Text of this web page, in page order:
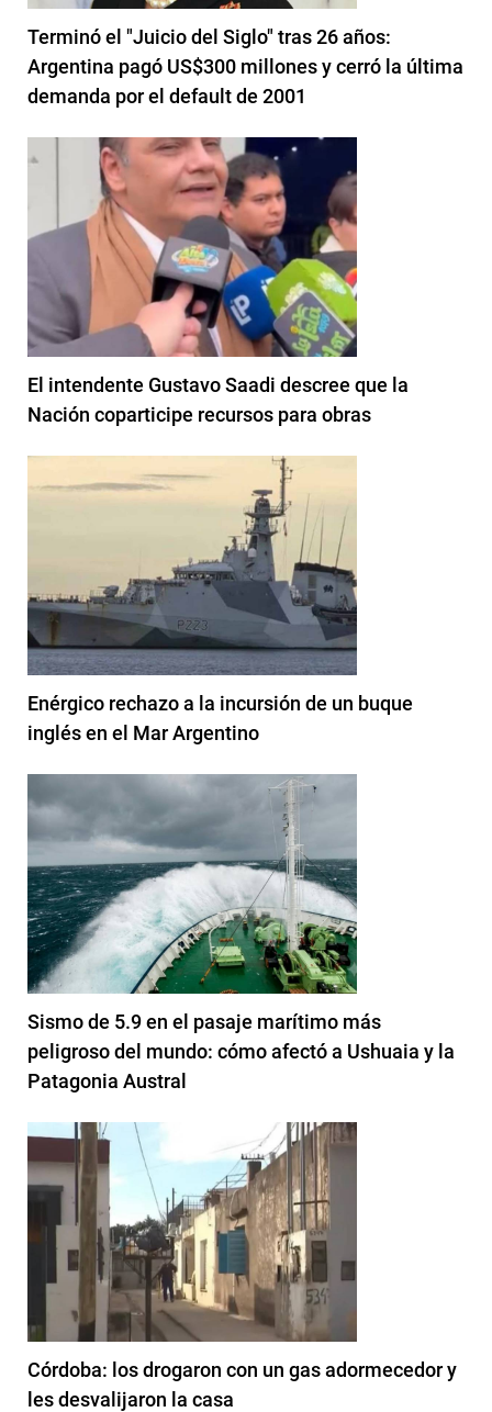
Terminó el "Juicio del Siglo" tras 26 años:
Argentina pagó US$300 millones y cerró la última
demanda por el default de 2001
El intendente Gustavo Saadi descree que la
Nación coparticipe recursos para obras
Enérgico rechazo a la incursión de un buque
inglés en el Mar Argentino
Sismo de 5.9 en el pasaje marítimo más
peligroso del mundo: cómo afectó a Ushuaia y la
Patagonia Austral
Córdoba: los drogaron con un gas adormecedor y
les desvalijaron la casa